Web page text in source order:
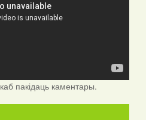
каб пакідаць каментары.